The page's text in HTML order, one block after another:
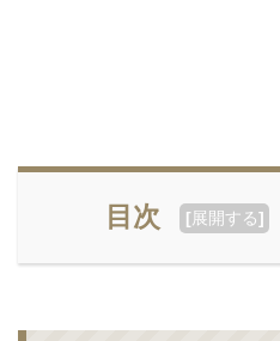
目次 [展開する]